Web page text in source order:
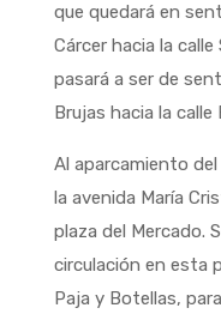
que quedará en
Cárcer hacia la
pasará a ser de
Brujas hacia la calle
Al aparcamiento
la avenida María
plaza del Mercado.
circulación en esta
Paja y Botellas,